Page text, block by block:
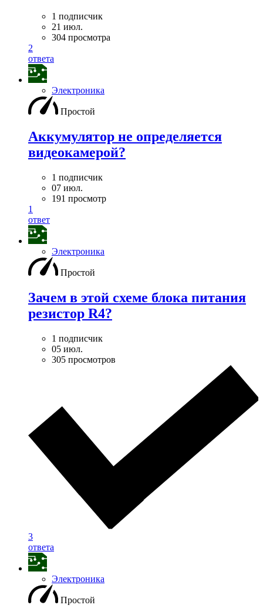
1 подписчик
21 июл.
304 просмотра
2
ответа
Электроника
Простой
Аккумулятор не определяется
видеокамерой?
1 подписчик
07 июл.
191 просмотр
1
ответ
Электроника
Простой
Зачем в этой схеме блока питания
резистор R4?
1 подписчик
05 июл.
305 просмотров
3
ответа
Электроника
Простой